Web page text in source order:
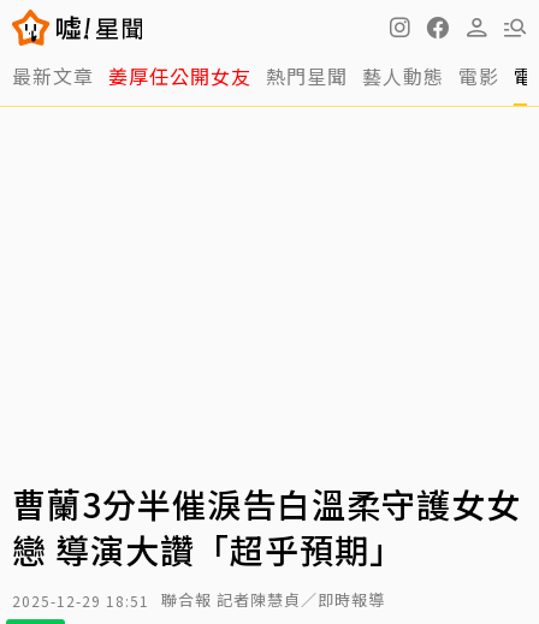
最新文章 姜厚任公開女友 熱門星聞 藝人動態 電影
曹蘭3分半催淚告白溫柔守護女女
戀 導演大讚「超乎預期」
2025-12-29 18:51 聯合報 記者陳慧貞／即時報導